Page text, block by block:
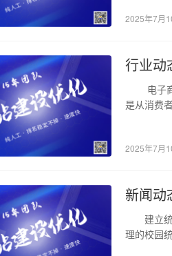
2025年7月
行业动
电子商
是从消费
2025年7月
新闻动
建立统
理的校园